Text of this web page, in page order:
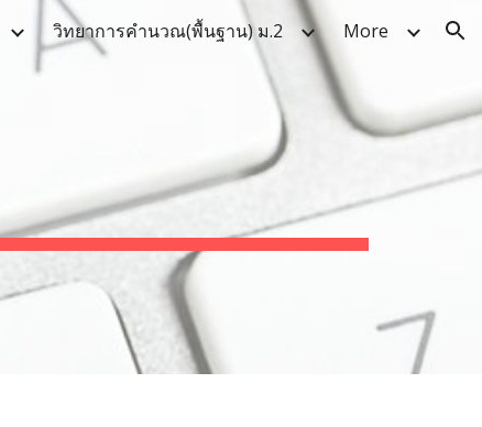
วิทยาการคำนวณ(พื้นฐาน) ม.2 More